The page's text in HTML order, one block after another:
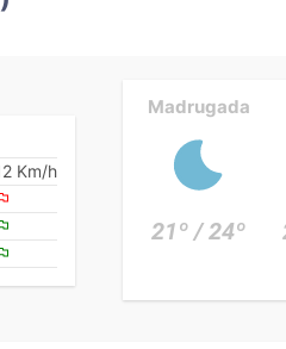
Km/h
Madrugada
21º / 24º